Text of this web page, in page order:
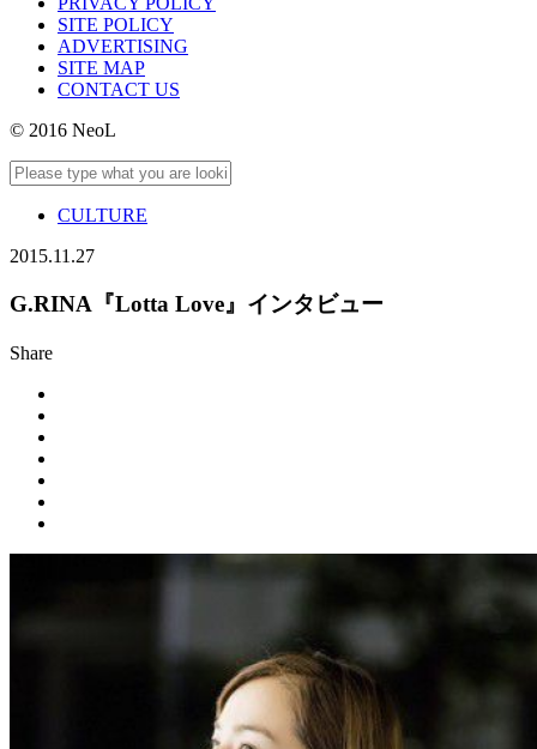
SITE POLICY
ADVERTISING
SITE MAP
CONTACT US
© 2016 NeoL
CULTURE
2015.11.27
G.RINA『Lotta Love』インタビュー
Share